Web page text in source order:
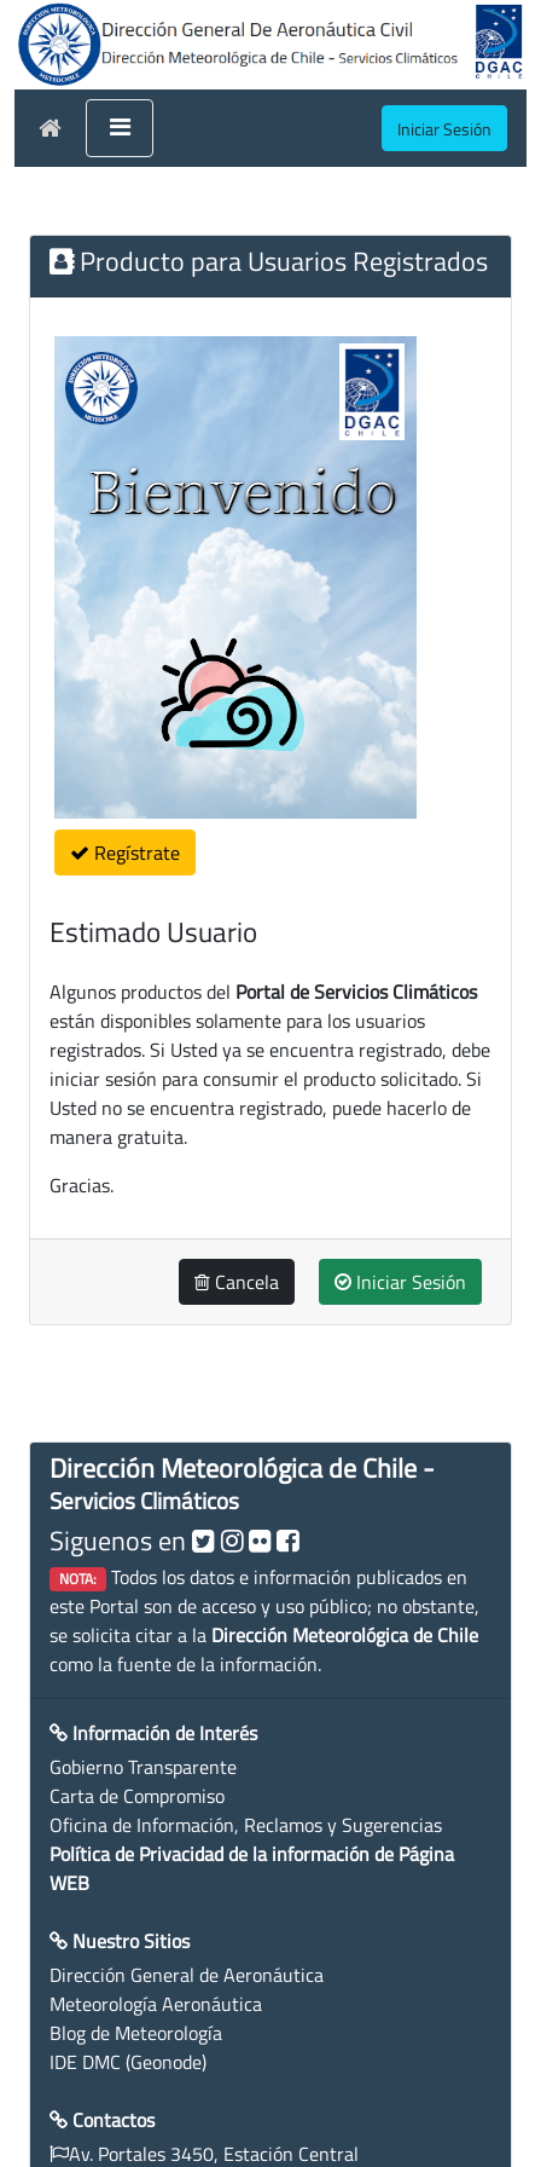
Iniciar Sesión
Producto para Usuarios Registrados
Regístrate
Estimado Usuario
Algunos productos del Portal de Servicios Climáticos
están disponibles solamente para los usuarios
registrados. Si Usted ya se encuentra registrado, debe
iniciar sesión para consumir el producto solicitado. Si
Usted no se encuentra registrado, puede hacerlo de
manera gratuita.
Gracias.
Cancela Iniciar Sesión
Dirección Meteorológica de Chile -
Servicios Climáticos
Siguenos en
NOTA: Todos los datos e información publicados en
este Portal son de acceso y uso público; no obstante,
se solicita citar a la Dirección Meteorológica de Chile
como la fuente de la información.
Información de Interés
Gobierno Transparente
Carta de Compromiso
Oficina de Información, Reclamos y Sugerencias
Política de Privacidad de la información de Página
WEB
Nuestro Sitios
Dirección General de Aeronáutica
Meteorología Aeronáutica
Blog de Meteorología
IDE DMC (Geonode)
Contactos
Av. Portales 3450, Estación Central